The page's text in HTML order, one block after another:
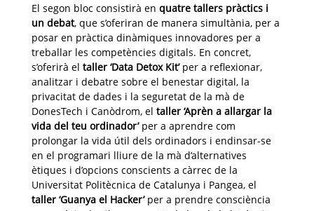
El segon bloc consistirà en quatre tallers pràctics i
un debat, que s’oferiran de manera simultània, per a
posar en pràctica dinàmiques innovadores per a
treballar les competències digitals. En concret,
s’oferirà el taller ‘Data Detox Kit’ per a reflexionar,
analitzar i debatre sobre el benestar digital, la
privacitat de dades i la seguretat de la mà de
DonesTech i Canòdrom, el taller ‘Aprèn a allargar la
vida del teu ordinador’ per a aprendre com
prolongar la vida útil dels ordinadors i endinsar-se
en el programari lliure de la mà d’alternatives
ètiques i d’opcions conscients a càrrec de la
Universitat Politècnica de Catalunya i Pangea, el
taller ‘Guanya el Hacker’ per a prendre consciència